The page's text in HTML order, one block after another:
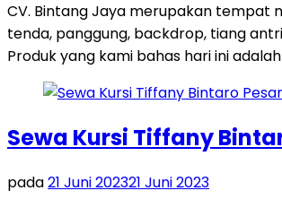
CV. Bintang Jaya merupakan tempat
tenda, panggung, backdrop, tiang
Produk yang kami bahas hari ini
Sewa Kursi Tiffany
pada21 Juni 202321 Juni 2023